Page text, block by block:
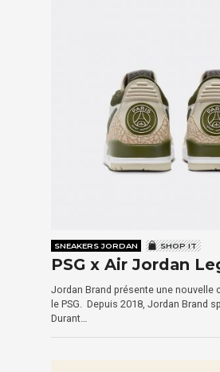
SNEAKERS JORDAN SHOP IT
PSG x Air Jordan
Jordan Brand présente une nouvelle
le PSG. Depuis 2018, Jordan Brand
Durant…